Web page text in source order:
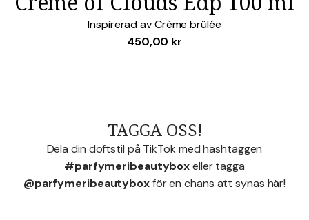
Inspirerad avCrème brûlée
450,00 kr
TAGGA OSS!
Dela din doftstil på TikTok med hashtaggen
#parfymeribeautyboxeller tagga
@parfymeribeautyboxför en chans att synas här!